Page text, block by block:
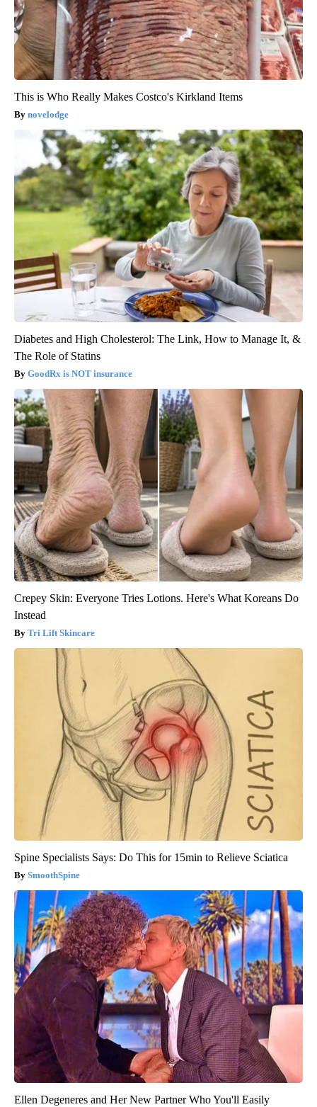
This is Who Really Makes Costco's Kirkland Items
novelodge
Diabetes and High Cholesterol: The Link, How to Manage It, &
The Role of Statins
GoodRx is NOT insurance
Crepey Skin: Everyone Tries Lotions. Here's What Koreans Do
Instead
Tri Lift Skincare
Spine Specialists Says: Do This for 15min to Relieve Sciatica
SmoothSpine
Ellen Degeneres and Her New Partner Who You'll Easily